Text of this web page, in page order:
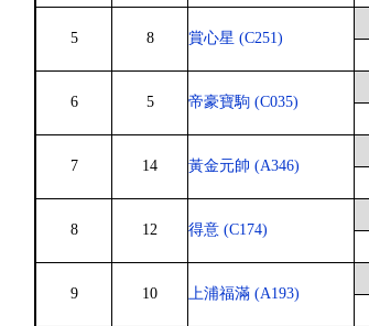
5 8 賞心星 (C251)
6 5 帝豪寶駒 (C035)
7 14 黃金元帥 (A346)
8 12 得意 (C174)
9 10 上浦福滿 (A193)